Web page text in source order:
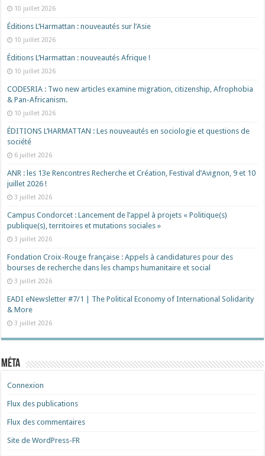
10 juillet 2026
Éditions L’Harmattan : nouveautés sur l’Asie
10 juillet 2026
Éditions L’Harmattan : nouveautés Afrique !​
10 juillet 2026
CODESRIA : Two new articles examine migration, citizenship, Afrophobia
& Pan-Africanism.
10 juillet 2026
ÉDITIONS L’HARMATTAN : Les nouveautés en sociologie et questions de
société
6 juillet 2026
ANR : les 13e Rencontres Recherche et Création, Festival d’Avignon, 9 et 10
juillet 2026 !
3 juillet 2026
Campus Condorcet : Lancement de l’appel à projets « Politique(s)
publique(s), territoires et mutations sociales »
3 juillet 2026
Fondation Croix-Rouge française : Appels à candidatures pour des
bourses de recherche dans les champs humanitaire et social
3 juillet 2026
EADI eNewsletter #7/1 | The Political Economy of International Solidarity
& More
3 juillet 2026
Méta
Connexion
Flux des publications
Flux des commentaires
Site de WordPress-FR